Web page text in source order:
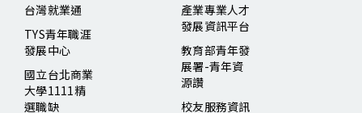
台灣就業通
TYS青年職涯
發展中心
國立台北商業
大學1111精
選職缺
產業專業人才
發展資訊平台
教育部青年發
展署-青年資
源讚
校友服務資訊